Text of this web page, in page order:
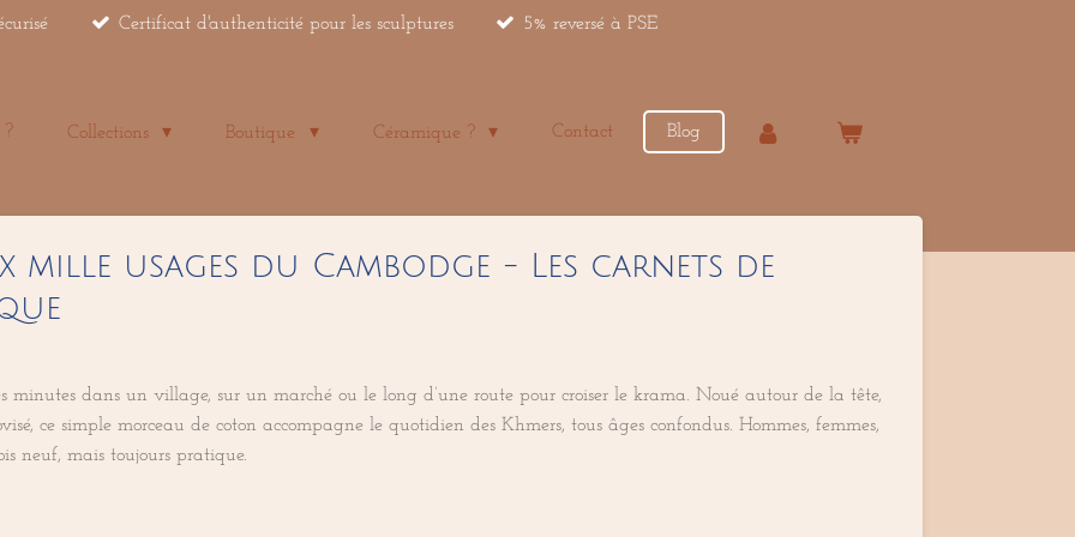
Certificat d'authenticité pour les sculptures 5% reversé à PSE
? Collections Boutique Céramique ? Contact Blog
mille usages du Cambodge - Les carnets de
dans un village, sur un marché ou le long d’une route pour croiser le krama. Noué autour de la tête,
ce simple morceau de coton accompagne le quotidien des Khmers, tous âges confondus. Hommes, femmes,
neuf, mais toujours pratique.